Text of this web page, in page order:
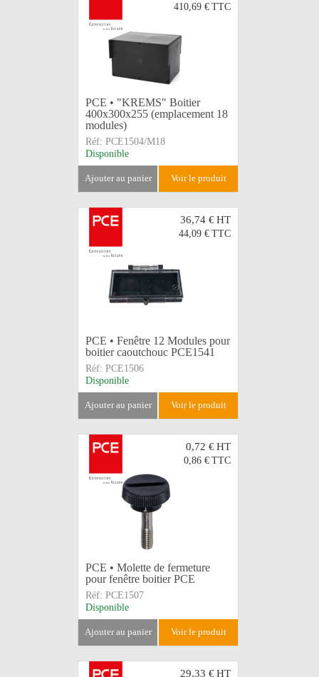
410,69 € TTC
PCE • "KREMS" Boitier
400x300x255 (emplacement 18
modules)
Réf: PCE1504/M18
Disponible
ajouter au panier voir le produit
36,74 €HT
44,09 € TTC
PCE • Fenêtre 12 Modules pour
boitier caoutchouc PCE1541
Réf: PCE1506
Disponible
ajouter au panier voir le produit
0,72 €HT
0,86 € TTC
PCE • Molette de fermeture
pour fenêtre boitier PCE
Réf: PCE1507
Disponible
ajouter au panier voir le produit
29,33 €HT